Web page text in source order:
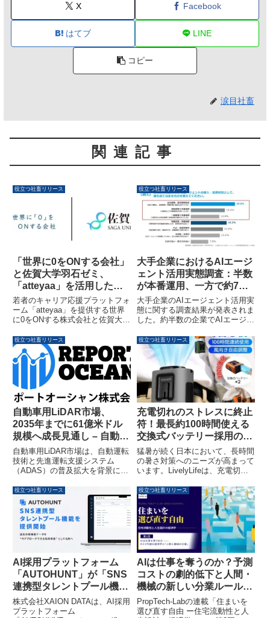
X Facebook
はてブ LINE
コピー
涙目社畜
関連記事
役立つ社畜リリース
「世界に0をONする会社」
と佐賀大学羽石ゼミ、
「atteyaa」を活用した通
年型インターンシップを
2026年度も実施
若者のキャリア応援プラットフォ
ーム「atteyaa」を提供する世界
に0をONする株式会社と佐賀大学
も通年型インターンシップを実施
します。学生が実社会の課題解決
に挑戦し、自己理解や社会人基礎
力の向上を目指すこの取り組みに
ついて紹介します。
役立つ社畜リリース
大手企業におけるAIエージ
ェント活用実態調査：半数
が本番運用、一方で約7割
が人材・体制に不足感
大手企業のAIエージェント活用実
態に関する調査結果が発表されま
した。約半数の企業でAIエージェ
で、約7割の企業が推進体制や人
材に不足を感じており、特に「設
計・評価できる人材の不足」が最
大の障壁となっています。
役立つ社畜リリース
自動車用LiDAR市場、
2035年までに61億米ドル
規模へ成長見通し – 自動運
転技術とADASの普及が背
景
自動車用LiDAR市場は、自動運転
技術と先進運転支援システム
（ADAS）の普及拡大を背景に、
2035年には61億4,560万米ドルへ
と大幅な成長を遂げる見込みで
す。年平均成長率（CAGR）は
19.5%と予測されており、その魅
力は自動運転プロトタイプに留ま
らず、プレミアムADASや自動駐
車システムなどへと拡大していま
す。
役立つ社畜リリース
充電切れのストレスに終止
符！最長約100時間使える
交換式バッテリー採用の腰
掛けファンが登場
猛暑が続く日本において、長時間
の暑さ対策へのニーズが高まって
います。LivelyLifeは、充電切れ
で連続使用が可能な交換式バッテ
リー採用の腰掛けファンを開発し
ました。これにより、長時間の屋
外活動でも快適な送風環境を実現
し、猛暑対策をサポートします。
役立つ社畜リリース
AI採用プラットフォーム
「AUTOHUNT」が「SNS
連携型タレントプール機
能」の提供を開始、過去の
候補者データを採用資産と
株式会社XAION DATAは、AI採用
プラットフォーム
役立つ社畜リリース
AIは仕事を奪うのか？予測
コストの劇的低下と人間・
機械の新しい分業ルール｜
PropTech-Lab
PropTech-Labの連載「住まいを
選び直す自由 ー住宅流動性と人